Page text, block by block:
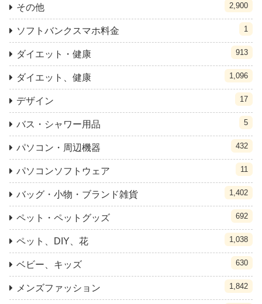
その他 2,900
ソフトバンクスマホ料金 1
ダイエット・健康 913
ダイエット、健康 1,096
デザイン 17
バス・シャワー用品 5
パソコン・周辺機器 432
パソコンソフトウェア 11
バッグ・小物・ブランド雑貨 1,402
ペット・ペットグッズ 692
ペット、DIY、花 1,038
ベビー、キッズ 630
メンズファッション 1,842